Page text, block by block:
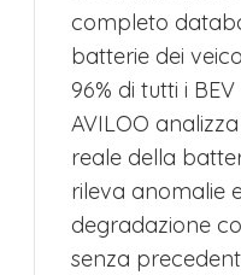
completo
batterie dei
96% di tutti i
AVILOO
reale della
rileva anomalie
degradazione
senza